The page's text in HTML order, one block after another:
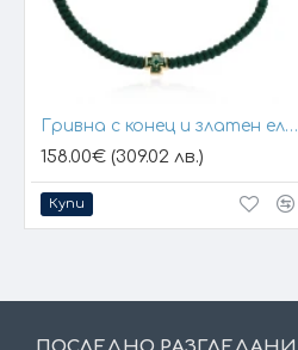
Гривна с конец и златен елемент кръст
158.00€ (309.02 лв.)
Купи